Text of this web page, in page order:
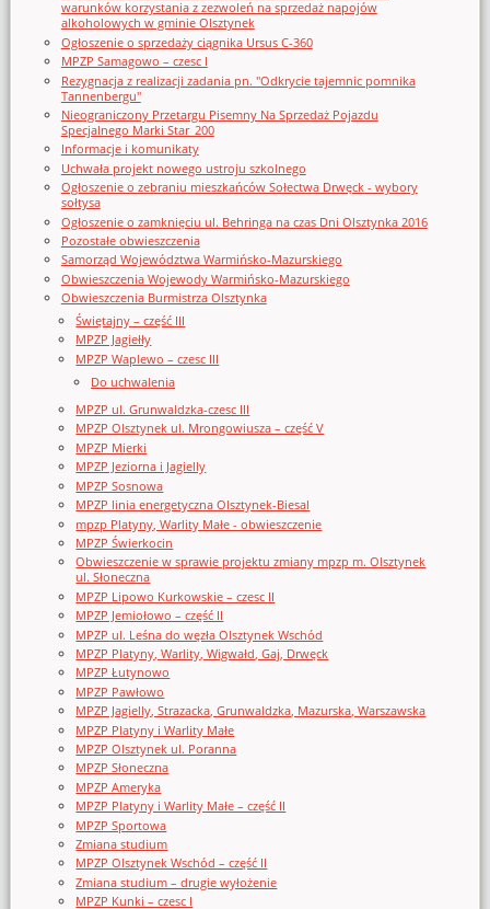
warunków korzystania z zezwoleń na sprzedaż napojów
alkoholowych w gminie Olsztynek
Ogłoszenie o sprzedaży ciągnika Ursus C-360
MPZP Samagowo – czesc I
Rezygnacja z realizacji zadania pn. "Odkrycie tajemnic pomnika
Tannenbergu"
Nieograniczony Przetargu Pisemny Na Sprzedaż Pojazdu
Specjalnego Marki Star_200
Informacje i komunikaty
Uchwała projekt nowego ustroju szkolnego
Ogłoszenie o zebraniu mieszkańców Sołectwa Drwęck - wybory
sołtysa
Ogłoszenie o zamknięciu ul. Behringa na czas Dni Olsztynka 2016
Pozostałe obwieszczenia
Samorząd Województwa Warmińsko-Mazurskiego
Obwieszczenia Wojewody Warmińsko-Mazurskiego
Obwieszczenia Burmistrza Olsztynka
Świętajny – część III
MPZP Jagiełły
MPZP Waplewo – czesc III
Do uchwalenia
MPZP ul. Grunwaldzka-czesc III
MPZP Olsztynek ul. Mrongowiusza – część V
MPZP Mierki
MPZP Jeziorna i Jagielly
MPZP Sosnowa
MPZP linia energetyczna Olsztynek-Biesal
mpzp Platyny, Warlity Małe - obwieszczenie
MPZP Świerkocin
Obwieszczenie w sprawie projektu zmiany mpzp m. Olsztynek
ul. Słoneczna
MPZP Lipowo Kurkowskie – czesc II
MPZP Jemiołowo – część II
MPZP ul. Leśna do węzła Olsztynek Wschód
MPZP Platyny, Warlity, Wigwałd, Gaj, Drwęck
MPZP Łutynowo
MPZP Pawłowo
MPZP Jagielly, Strazacka, Grunwaldzka, Mazurska, Warszawska
MPZP Platyny i Warlity Małe
MPZP Olsztynek ul. Poranna
MPZP Słoneczna
MPZP Ameryka
MPZP Platyny i Warlity Małe – część II
MPZP Sportowa
Zmiana studium
MPZP Olsztynek Wschód – część II
Zmiana studium – drugie wyłożenie
MPZP Kunki – czesc I